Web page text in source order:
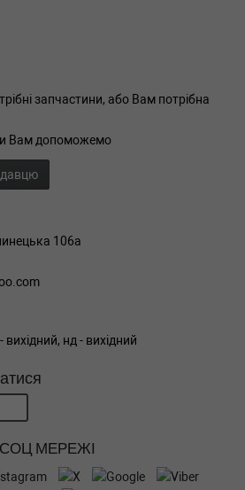
запчастини, або Вам потрібна
Вам допоможемо
106а
нд - вихідний
СОЦ МЕРЕЖІ